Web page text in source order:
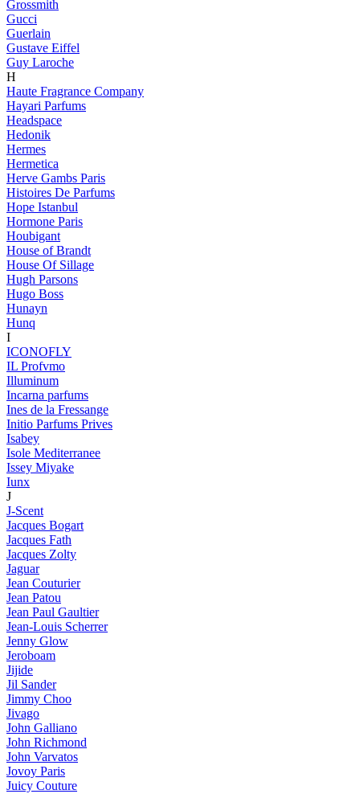
Grossmith
Gucci
Guerlain
Gustave Eiffel
Guy Laroche
H
Haute Fragrance Company
Hayari Parfums
Headspace
Hedonik
Hermes
Hermetica
Herve Gambs Paris
Histoires De Parfums
Hope Istanbul
Hormone Paris
Houbigant
House of Brandt
House Of Sillage
Hugh Parsons
Hugo Boss
Hunayn
Hunq
I
ICONOFLY
IL Profvmo
Illuminum
Incarna parfums
Ines de la Fressange
Initio Parfums Prives
Isabey
Isole Mediterranee
Issey Miyake
Iunx
J
J-Scent
Jacques Bogart
Jacques Fath
Jacques Zolty
Jaguar
Jean Couturier
Jean Patou
Jean Paul Gaultier
Jean-Louis Scherrer
Jenny Glow
Jeroboam
Jijide
Jil Sander
Jimmy Choo
Jivago
John Galliano
John Richmond
John Varvatos
Jovoy Paris
Juicy Couture